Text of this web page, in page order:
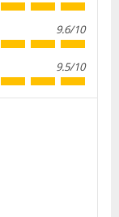
9.6/10
9.5/10